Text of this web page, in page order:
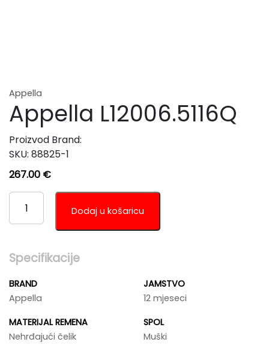
Appella
Appella L12006.5116Q
SKU: 88825-1
Proizvod Brand:
267.00 €
APPELLA
L12006.5116Q
KOLIČINA
Dodaj u košaricu
Specifikacije
BRAND
Appella
JAMSTVO
12 mjeseci
MATERIJAL REMENA
Nehrđajući čelik
SPOL
Muški